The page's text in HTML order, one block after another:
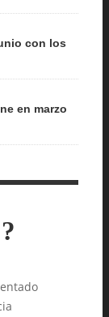
con los
en marzo